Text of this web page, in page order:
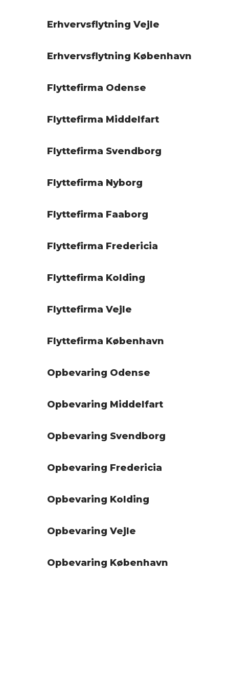
Erhvervsflytning Vejle
Erhvervsflytning København
Flyttefirma Odense
Flyttefirma Middelfart
Flyttefirma Svendborg
Flyttefirma Nyborg
Flyttefirma Faaborg
Flyttefirma Fredericia
Flyttefirma Kolding
Flyttefirma Vejle
Flyttefirma København
Opbevaring Odense
Opbevaring Middelfart
Opbevaring Svendborg
Opbevaring Fredericia
Opbevaring Kolding
Opbevaring Vejle
Opbevaring København